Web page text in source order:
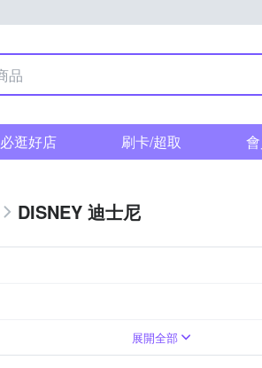
必逛好店 刷卡/超取
DISNEY 迪士尼
展開全部